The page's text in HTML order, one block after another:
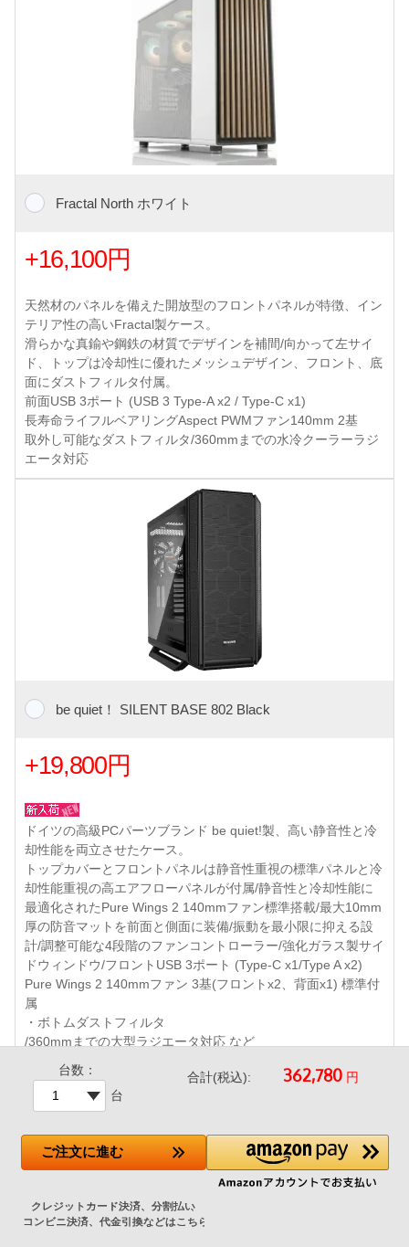
Fractal North ホワイト
+16,100円
天然材のパネルを備えた開放型のフロントパネルが特徴、イン
テリア性の高いFractal製ケース。
滑らかな真鍮や鋼鉄の材質でデザインを補間/向かって左サイ
ド、トップは冷却性に優れたメッシュデザイン、フロント、底
面にダストフィルタ付属。
前面USB 3ポート (USB 3 Type-A x2 / Type-C x1)
長寿命ライフルベアリングAspect PWMファン140mm 2基
取外し可能なダストフィルタ/360mmまでの水冷クーラーラジ
エータ対応
be quiet！ SILENT BASE 802 Black
+19,800円
ドイツの高級PCパーツブランド be quiet!製、高い静音性と冷
却性能を両立させたケース。
トップカバーとフロントパネルは静音性重視の標準パネルと冷
却性能重視の高エアフローパネルが付属/静音性と冷却性能に
最適化されたPure Wings 2 140mmファン標準搭載/最大10mm
厚の防音マットを前面と側面に装備/振動を最小限に抑える設
計/調整可能な4段階のファンコントローラー/強化ガラス製サイ
ドウィンドウ/フロントUSB 3ポート (Type-C x1/Type A x2)
Pure Wings 2 140mmファン 3基(フロントx2、背面x1) 標準付
属
・ボトムダストフィルタ
/360mmまでの大型ラジエータ対応 など
台数：
台
合計(税込): 円
ご注文に進む